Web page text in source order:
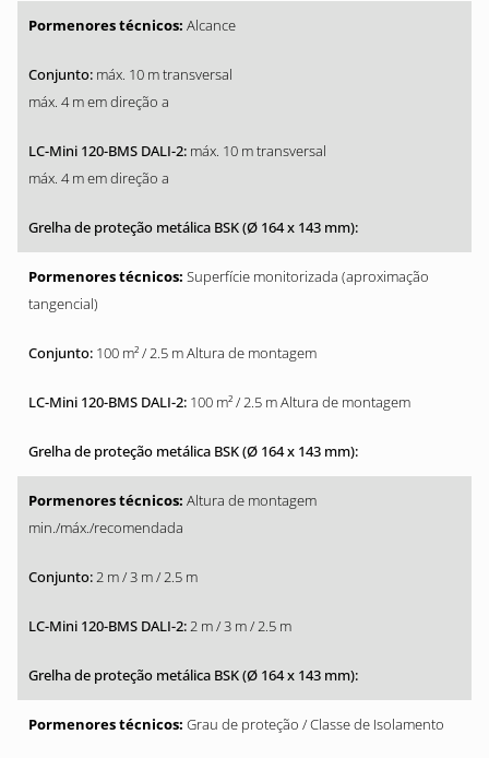
Alcance
máx. 10 m transversal
máx. 4 m em direção a
máx. 10 m transversal
máx. 4 m em direção a
Superfície monitorizada (aproximação
tangencial)
100 m² / 2.5 m Altura de montagem
100 m² / 2.5 m Altura de montagem
Altura de montagem
min./máx./recomendada
2 m / 3 m / 2.5 m
2 m / 3 m / 2.5 m
Grau de proteção / Classe de Isolamento